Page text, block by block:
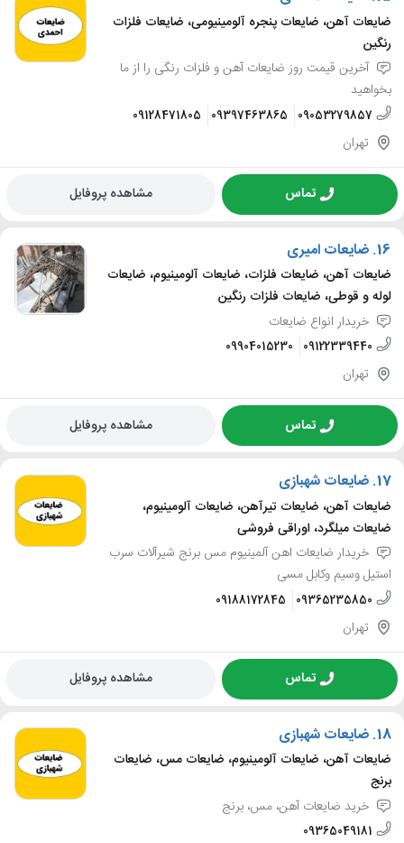
ضایعات آهن، ضایعات پنجره آلومینیومی، ضایعات فلزات
رنگین
آخرین قیمت روز ضایعات آهن و فلزات رنگی را از ما
بخواهید
09053279857
09397463865
09128471805
تهران
تماس مشاهده پروفایل
16. ضایعات امیری
ضایعات آهن، ضایعات فلزات، ضایعات آلومینیوم، ضایعات
لوله و قوطی، ضایعات فلزات رنگین
خریدار انواع ضایعات
09122339440
09904015230
تهران
تماس مشاهده پروفایل
17. ضایعات شهبازی
ضایعات آهن، ضایعات تیرآهن، ضایعات آلومینیوم،
ضایعات میلگرد، اوراقی فروشی
خریدار ضایعات اهن آلمینیوم مس برنج شیرآلات سرب
استیل وسیم وکابل مسی
09365235850
09188172845
تهران
تماس مشاهده پروفایل
18. ضایعات شهبازی
ضایعات آهن، ضایعات آلومینیوم، ضایعات مس، ضایعات
برنج
خرید ضایعات آهن، مس، برنج
09365049181